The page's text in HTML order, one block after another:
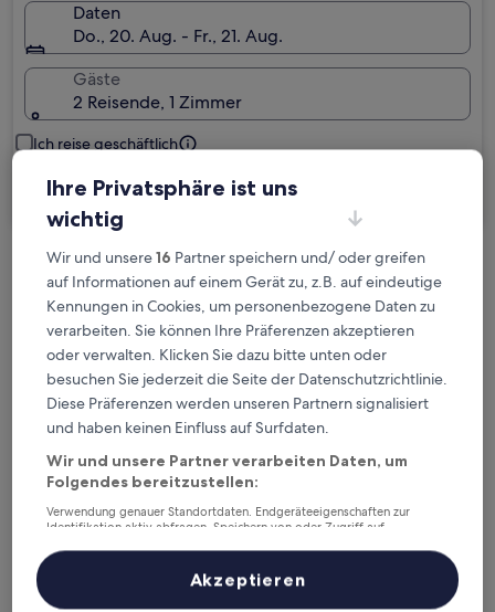
Daten
Do., 20. Aug. - Fr., 21. Aug.
Gäste
2 Reisende, 1 Zimmer
Ich reise geschäftlich
Suchen
Kostenlose Stornierung bei
Planänderungen
Verdiene Prämien für jede
wahrgenommene Übernachtung
Überprüfe die Preise für diese Daten
Ihre Privatsphäre ist uns
wichtig
Wir und unsere16 Partner speichern und/ oder greifen
auf Informationen auf einem Gerät zu, z.B. auf eindeutige
Kennungen in Cookies, um personenbezogene Daten zu
verarbeiten. Sie können Ihre Präferenzen akzeptieren
oder verwalten. Klicken Sie dazu bitte unten oder
besuchen Sie jederzeit die Seite der Datenschutzrichtlinie.
Diese Präferenzen werden unseren Partnern signalisiert
und haben keinen Einfluss auf Surfdaten.
Wir und unsere Partner verarbeiten Daten, um
Folgendes bereitzustellen:
Verwendung genauer Standortdaten. Endgeräteeigenschaften zur
Identifikation aktiv abfragen. Speichern von oder Zugriff auf
Inhalte, Messung von Werbeleistung und der Performance von Inhalten,
Zielgruppenforschung sowie Entwicklung und Verbesserung von
Akzeptieren